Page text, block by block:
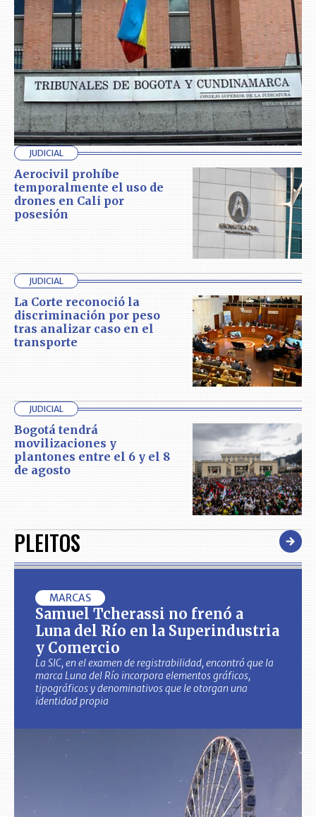
JUDICIAL
Aerocivil prohíbe
temporalmente el uso de
drones en Cali por
posesión
JUDICIAL
La Corte reconoció la
discriminación por peso
tras analizar caso en el
transporte
JUDICIAL
Bogotá tendrá
movilizaciones y
plantones entre el 6 y el 8
de agosto
PLEITOS
MARCAS
Samuel Tcherassi no frenó a
Luna del Río en la Superindustria
y Comercio
La SIC, en el examen de registrabilidad, encontró que la
marca Luna del Río incorpora elementos gráficos,
tipográficos y denominativos que le otorgan una
identidad propia